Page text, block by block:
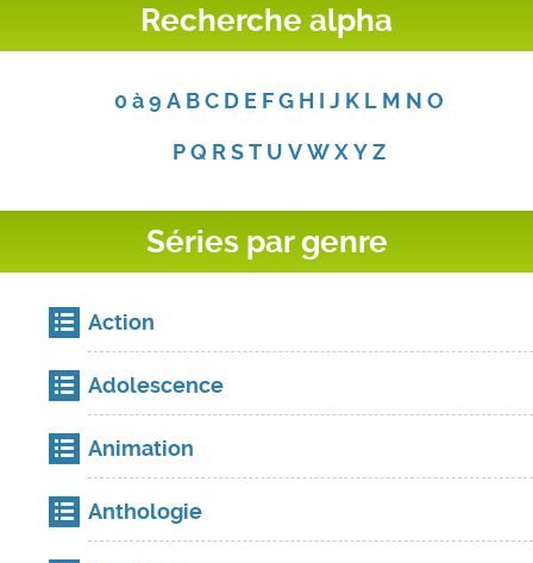
Recherche alpha
0 à 9 A B C D E F G H I J K L M N O
P Q R S T U V W X Y Z
Séries par genre
Action
Adolescence
Animation
Anthologie